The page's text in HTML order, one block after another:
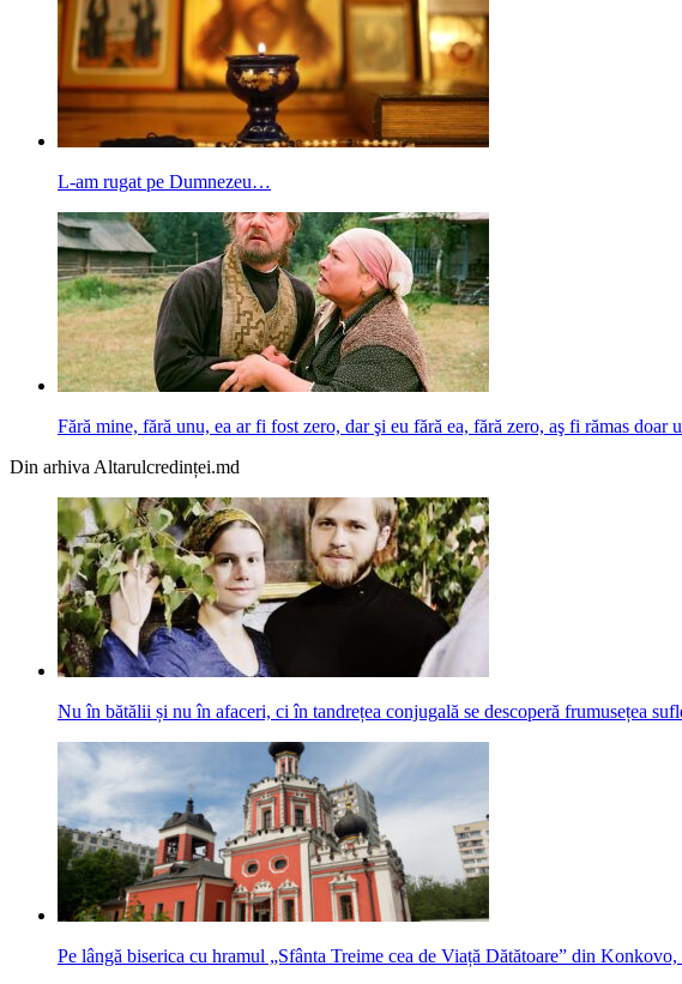
L-am rugat pe Dumnezeu…
Fără mine, fără unu, ea ar fi fost zero, dar şi eu fără ea, fără zero, aş fi rămas doar
Din arhiva Altarulcredinței.md
Nu în bătălii și nu în afaceri, ci în tandrețea conjugală se descoperă frumusețea
Pe lângă biserica cu hramul „Sfânta Treime cea de Viață Dătătoare” din